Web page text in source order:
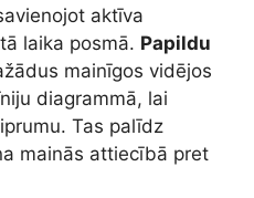
aktīva
laika posmā. Papildu
mainīgos vidējos
diagrammā, lai
Tas palīdz
mainās attiecībā pret